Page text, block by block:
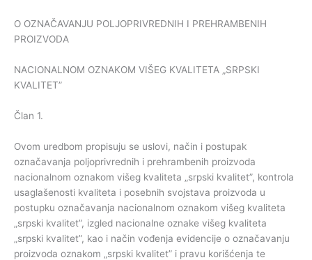
O OZNAČAVANJU POLJOPRIVREDNIH I PREHRAMBENIH
PROIZVODA
NACIONALNOM OZNAKOM VIŠEG KVALITETA „SRPSKI
KVALITET”
Član 1.
Ovom uredbom propisuju se uslovi, način i postupak
označavanja poljoprivrednih i prehrambenih proizvoda
nacionalnom oznakom višeg kvaliteta „srpski kvalitet”, kontrola
usaglašenosti kvaliteta i posebnih svojstava proizvoda u
postupku označavanja nacionalnom oznakom višeg kvaliteta
„srpski kvalitet”, izgled nacionalne oznake višeg kvaliteta
„srpski kvalitet”, kao i način vođenja evidencije o označavanju
proizvoda oznakom „srpski kvalitet” i pravu korišćenja te